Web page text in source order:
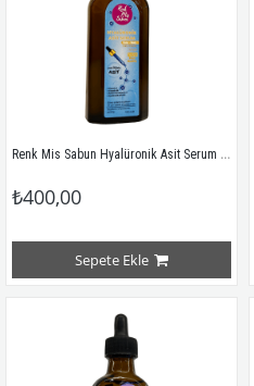
Renk Mis Sabun Hyalüronik Asit Serum Yağ
₺400,00
Sepete Ekle